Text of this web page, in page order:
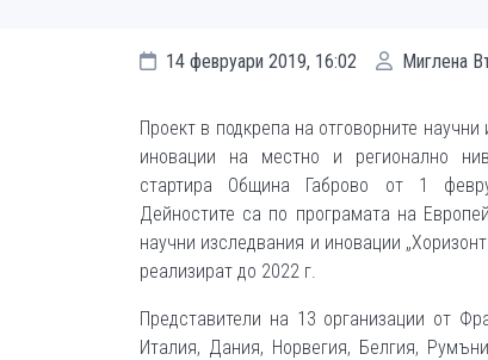
14 февруари 2019, 16:02 Миглена
Проект в подкрепа на отговорните научни
иновации на местно и регионално
стартира Община Габрово от 1
Дейностите са по програмата на
научни изследвания и иновации
реализират до 2022 г.
Представители на 13 организации от
Италия, Дания, Норвегия, Белгия,